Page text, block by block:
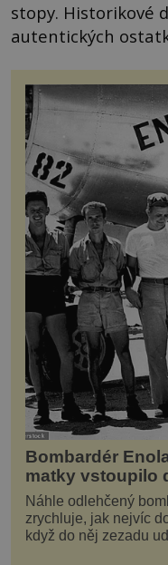
stopy. Historikové
autentických
Bombardér
matky vstoupilo
Náhle odlehčený
zrychluje, jak nejvíc
když do něj zezadu
rozhodnutí svrhnout